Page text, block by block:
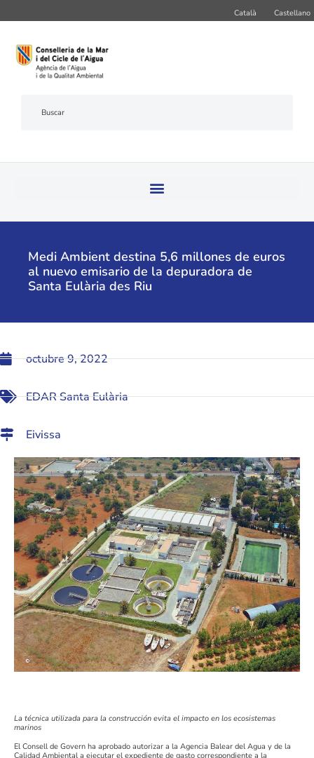
Català Castellano
Medi Ambient destina 5,6 millones de euros
al nuevo emisario de la depuradora de
Santa Eulària des Riu
octubre 9, 2022
EDAR Santa Eulària
Eivissa
La técnica utilizada para la construcción evita el impacto en los ecosistemas
marinos
El Consell de Govern ha aprobado autorizar a la Agencia Balear del Agua y de la
Calidad Ambiental a ejecutar el expediente de gasto correspondiente a la